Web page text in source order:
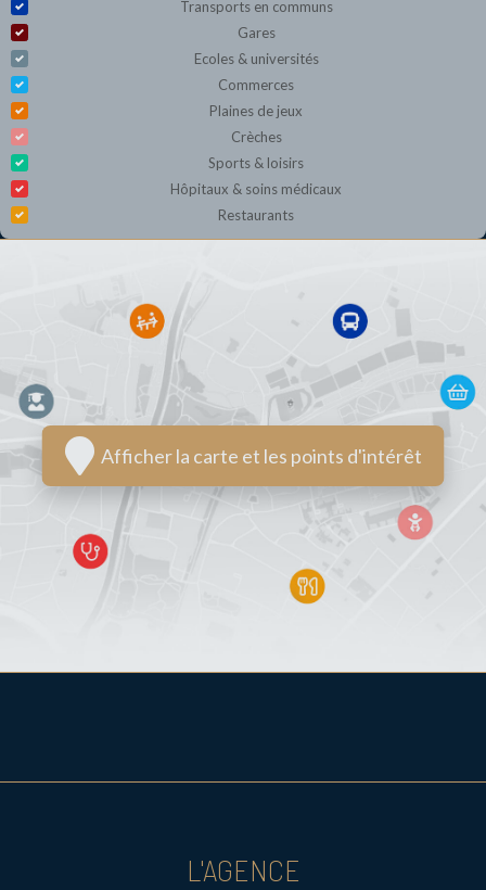
Transports en communs
Gares
Ecoles & universités
Commerces
Plaines de jeux
Crèches
Sports & loisirs
Hôpitaux & soins médicaux
Restaurants
Afficher la carte et les points d'intérêt
L'AGENCE